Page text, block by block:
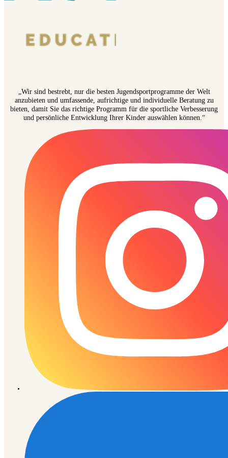
„Wir sind bestrebt, nur die besten Jugendsportprogramme der Welt
anzubieten und umfassende, aufrichtige und individuelle Beratung zu
bieten, damit Sie das richtige Programm für die sportliche Verbesserung
und persönliche Entwicklung Ihrer Kinder auswählen können.“